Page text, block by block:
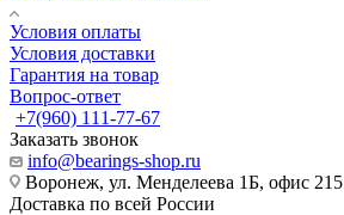
Условия оплаты
Условия доставки
Гарантия на товар
Вопрос-ответ
+7(960) 111-77-67
Заказать звонок
info@bearings-shop.ru
Воронеж, ул. Менделеева 1Б, офис 215
Доставка по всей России